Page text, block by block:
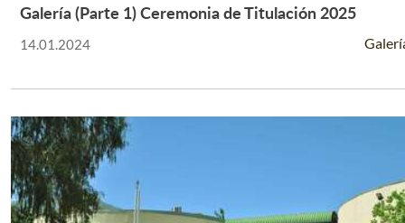
Leer Más +
Galería (Parte 1) Ceremonia de Titulación 2025
14.01.2024